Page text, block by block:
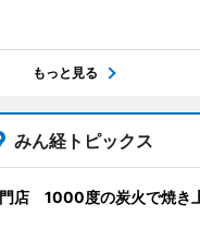
もっと見る
みん経トピックス
店 1000度の炭火で焼き